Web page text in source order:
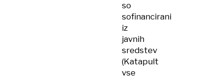
so
sofinancirani
iz
javnih
sredstev
(Katapult
vse